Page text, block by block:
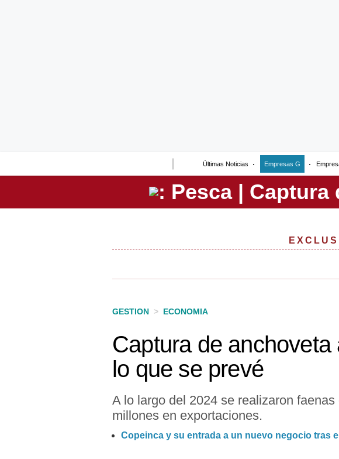
Últimas Noticias Empresas G
Perú
GESTION > ECONOMIA
Captura de
lo que se prevé
A lo largo del 2024 se realizaron
millones en exportaciones.
Copeinca y su entrada a un nuevo negocio tras